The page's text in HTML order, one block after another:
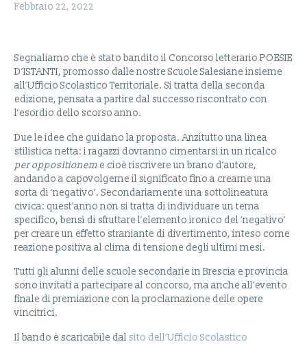
Febbraio 22, 2022
Segnaliamo che è stato bandito il Concorso letterario POESIE
D’ISTANTI, promosso dalle nostre Scuole Salesiane insieme
all’Ufficio Scolastico Territoriale. Si tratta della seconda
edizione, pensata a partire dal successo riscontrato con
l’esordio dello scorso anno.
Due le idee che guidano la proposta. Anzitutto una linea
stilistica netta: i ragazzi dovranno cimentarsi in un ricalco
per oppositionem e cioè riscrivere un brano d’autore,
andando a capovolgerne il significato fino a crearne una
sorta di ‘negativo’. Secondariamente una sottolineatura
civica: quest’anno non si tratta di individuare un tema
specifico, bensì di sfruttare l’elemento ironico del ‘negativo’
per creare un effetto straniante di divertimento, inteso come
reazione positiva al clima di tensione degli ultimi mesi.
Tutti gli alunni delle scuole secondarie in Brescia e provincia
sono invitati a partecipare al concorso, ma anche all’evento
finale di premiazione con la proclamazione delle opere
vincitrici.
Il bando è scaricabile dal sito dell’Ufficio Scolastico